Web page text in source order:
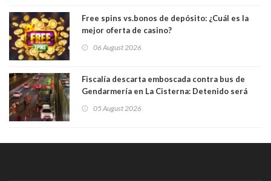
Free spins vs.bonos de depósito: ¿Cuál es la
mejor oferta de casino?
06 August 2026
Fiscalía descarta emboscada contra bus de
Gendarmería en La Cisterna: Detenido será
05 August 2026